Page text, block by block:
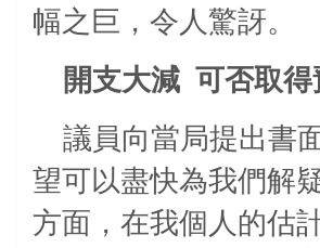
幅之巨，令人驚訝。
開支大減 可否取
議員向當局提出書
望可以盡快為我們解
方面，在我個人的估